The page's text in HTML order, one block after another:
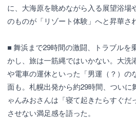
に、大海原を眺めながら入る展望浴場
のものが「リゾート体験」へと昇華さ
■ 舞浜まで29時間の激闘、トラブルを
かし、旅は一筋縄ではいかない。大洗
や電車の運休といった「男運（？）の
面も。札幌出発から約29時間、ついに
ゃんみおさんは「寝て起きたらすぐだ
させない満足感を語った。